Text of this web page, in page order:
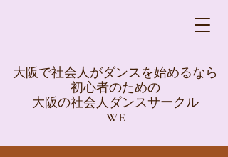
大阪で社会人がダンスを始めるなら
初心者のための
大阪の社会人ダンスサークル
WE